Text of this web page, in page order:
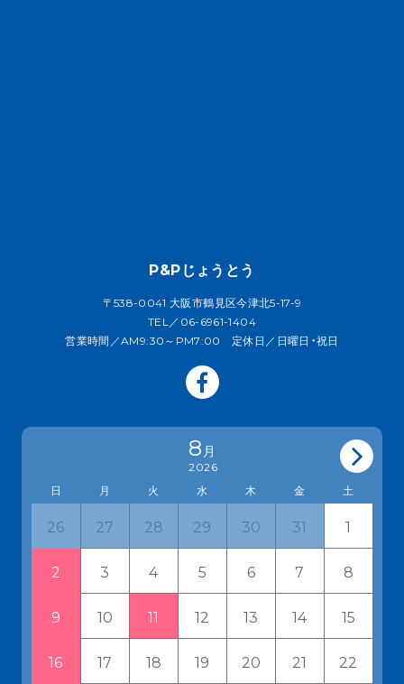
P&Pじょうとう
〒538-0041 大阪市鶴見区今津北5-17-9
TEL／06-6961-1404
営業時間／AM9:30～PM7:00 定休日／日曜日・祝日
8 月
2026
日
月 火 水 木 金 土
26 27 28 29 30 31 1
2 3 4 5 6 7 8
9 10 11 12 13 14 15
16 17 18 19 20 21 22